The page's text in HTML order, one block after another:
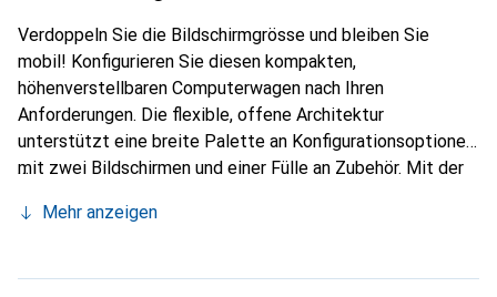
Verdoppeln Sie die Bildschirmgrösse und bleiben Sie
mobil! Konfigurieren Sie diesen kompakten,
höhenverstellbaren Computerwagen nach Ihren
Anforderungen. Die flexible, offene Architektur
unterstützt eine breite Palette an Konfigurationsoptionen
mit zwei Bildschirmen und einer Fülle an Zubehör. Mit der
Wagen optimal für Webkonferenzen und andere
den Merkmalen zählen die Höhenverstellung um 51 cm
Mehr anzeigen